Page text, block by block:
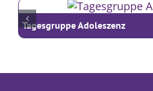
Tagesgruppe Adoleszenz